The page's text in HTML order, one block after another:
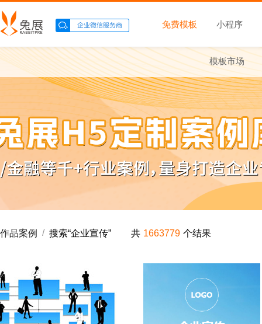
免费模板 小程序
模板市场
作品案例 / 搜索“企业宣传” 共 1663779 个结果